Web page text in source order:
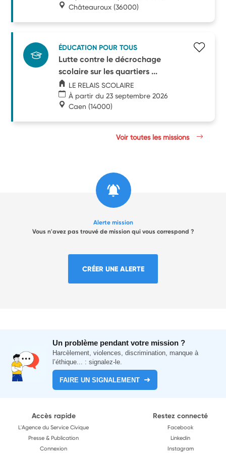
Châteauroux (36000)
ÉDUCATION POUR TOUS
Lutte contre le décrochage
scolaire sur les quartiers ...
LE RELAIS SCOLAIRE
À partir du 23 septembre 2026
Caen (14000)
Voir toutes les missions
Alerte mission
Vous n'avez pas trouvé de mission qui vous correspond ?
CRÉER UNE ALERTE
Un problème pendant votre mission ?
Harcèlement, violences, discrimination, manque à
l’éthique... : signalez-le.
FAIRE UN SIGNALEMENT
Accès rapide
L'Agence du Service Civique
Presse & Publication
Connexion
Restez connecté
Facebook
Linkedin
Instagram